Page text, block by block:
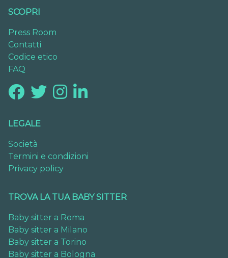
SCOPRI
Press Room
Contatti
Codice etico
FAQ
LEGALE
Società
Termini e condizioni
Privacy policy
TROVA LA TUA BABY SITTER
Baby sitter a Roma
Baby sitter a Milano
Baby sitter a Torino
Baby sitter a Bologna